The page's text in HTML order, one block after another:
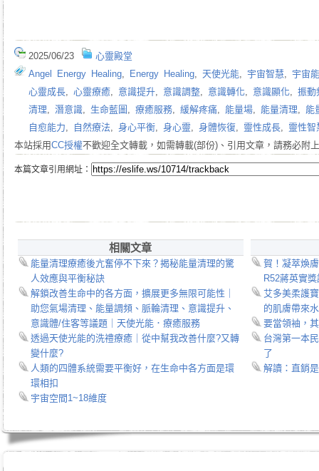
2025/06/23
心靈殿堂
Angel Energy Healing, Energy Healing, 天使光能, 宇宙智慧, 宇宙
心靈成長, 心靈療癒, 意識提升, 意識調整, 意識轉化, 意識顯化, 振動
清理, 潛意識, 生命藍圖 , 療癒服務, 緩解疼痛, 能量場, 能量清理, 能
自愈能力, 自然療法, 身心平衡, 身心靈, 身體恢復, 靈性成長, 靈性智
本站採用CC授權不歡迎全文轉載，如需轉載(部份)、引用文章，請務必附
本篇文章引用網址：
相關文章
能量清理療癒後亢奮停不下來？揭秘能量清理的驚
人效應與平衡秘訣
解鎖改善生命中的各方面，擴展更多無限可能性｜
助您氣場清理、能量調頻、脈輪清理、意識提升、
意識體/住客等議題｜天使光能．療癒服務
透過天使光能的洗禮療癒｜從中幫我改善什麼?又轉
變什麼?
人類的四體系統需要平衡好，在生命中各方面是環
環相扣
宇宙空間1~18維度
賀！凝萃煥
R52蔣英實
艾多美柔護
的肌膚帶來
要當領袖，
台灣第一本
了
解讀：直銷